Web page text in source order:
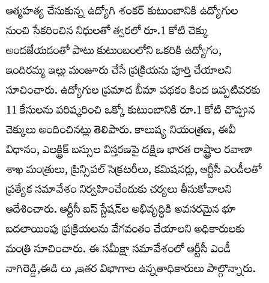
ఆత్మహత్య చేసుకున్న ఉద్యోగి శంకర్ కుటుంబానికి ఉద్యోగుల
నుంచి సేకరించిన నిధులతో త్వరలో రూ.1 కోటి చెక్కు
అందజేయడంతో పాటు కుటుంబంలోని ఒకరికి ఉద్యోగం,
ఇందిరమ్మ ఇల్లు మంజూరు చేసే ప్రక్రియను పూర్తి చేయాలని
సూచించారు. ఉద్యోగుల ప్రమాద బీమా పథకం కింద ఇప్పటివరకు
11 కేసులను పరిష్కరించి ఒక్కో కుటుంబానికి రూ.1 కోటి చొప్పున
చెక్కులు అందించినట్లు తెలిపారు. కాలుష్య నియంత్రణ, ఈవీ
విధానం, ఎలక్ట్రిక్ బస్సుల విస్తరణపై దక్షిణ భారత రాష్ట్రాల రవాణా
శాఖ మంత్రులు, ప్రిన్సిపల్ సెక్రటరీలు, కమిషనర్లు, ఆర్టీసీ ఎండీలతో
ప్రత్యేక సమావేశం నిర్వహించేందుకు చర్యలు తీసుకోవాలని
ఆదేశించారు. ఆర్టీసీ బస్ స్టేషన్‌ల అభివృద్ధికి అవసరమైన భూ
బదలాయింపు ప్రక్రియలను వేగవంతం చేయాలని అధికారులకు
మంత్రి సూచించారు. ఈ సమీక్షా సమావేశంలో ఆర్టీసీ ఎండీ
నాగిరెడ్డి,ఈడి లు ,ఇతర విభాగాల ఉన్నతాధికారులు పాల్గొన్నారు.